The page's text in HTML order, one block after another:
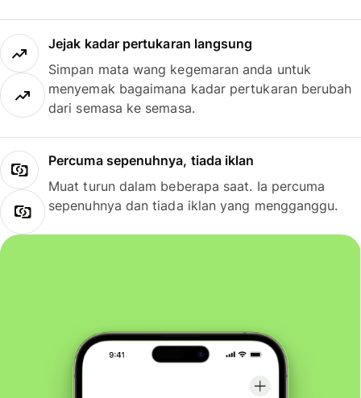
Jejak kadar pertukaran langsung
Simpan mata wang kegemaran anda untuk
menyemak bagaimana kadar pertukaran berubah
dari semasa ke semasa.
Percuma sepenuhnya, tiada iklan
Muat turun dalam beberapa saat. Ia percuma
sepenuhnya dan tiada iklan yang mengganggu.